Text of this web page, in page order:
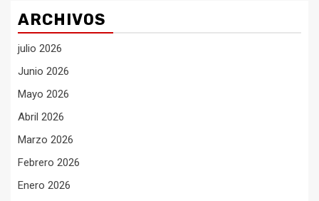
ARCHIVOS
julio 2026
Junio 2026
Mayo 2026
Abril 2026
Marzo 2026
Febrero 2026
Enero 2026